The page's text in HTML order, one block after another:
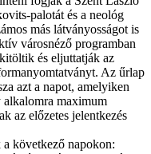
palotát és a neológ
más látványosságot is
városnéző programban
és eljuttatják az
Az űrlap
azt a napot, amelyiken
alkalomra maximum
az előzetes jelentkezés
következő napokon: